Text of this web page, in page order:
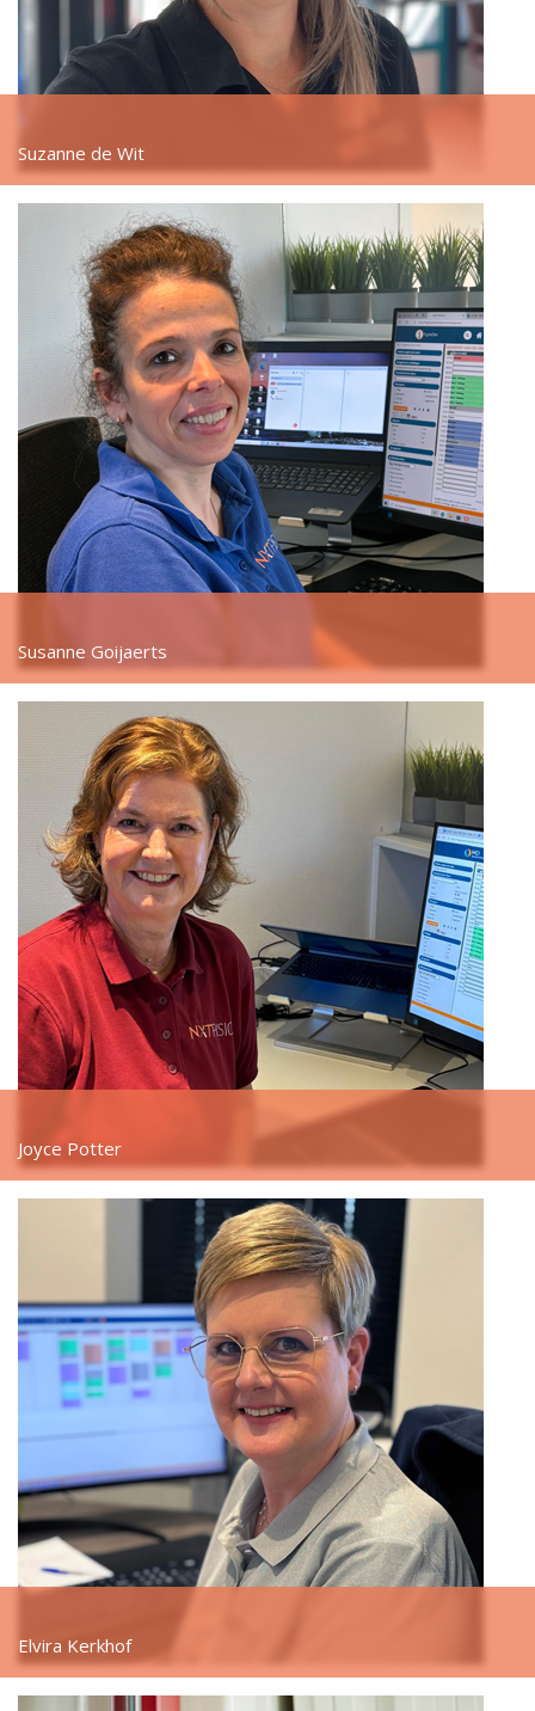
Suzanne de Wit
Susanne Goijaerts
Joyce Potter
Elvira Kerkhof